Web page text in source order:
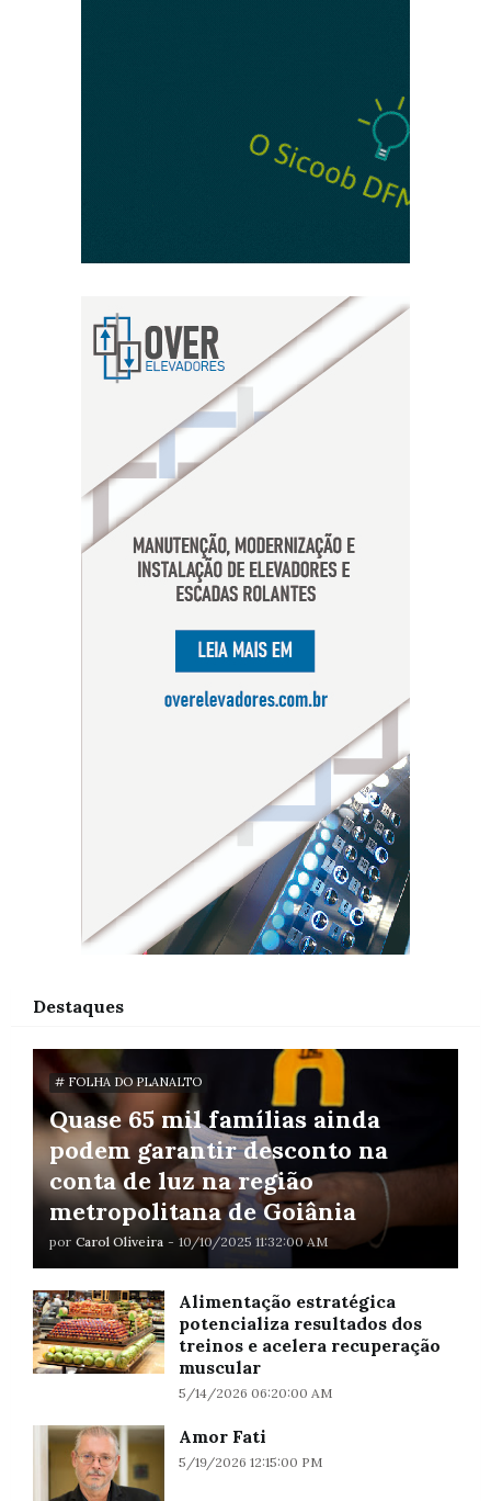
Destaques
# FOLHA DO PLANALTO
Quase 65 mil famílias ainda
podem garantir desconto na
conta de luz na região
metropolitana de Goiânia
por Carol Oliveira - 10/10/2025 11:32:00 AM
Alimentação estratégica
potencializa resultados dos
treinos e acelera recuperação
muscular
5/14/2026 06:20:00 AM
Amor Fati
5/19/2026 12:15:00 PM